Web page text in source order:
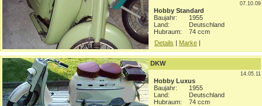
07.10.09
Hobby Standard
Baujahr:
1955
Land:
Deutschland
Hubraum:
74 ccm
Details | Marke |
DKW
14.05.11
Hobby Luxus
Baujahr:
1955
Land:
Deutschland
Hubraum:
74 ccm